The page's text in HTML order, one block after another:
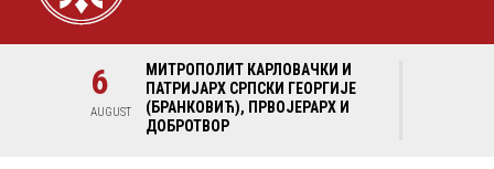
6
AUGUST
МИТРОПОЛИТ КАРЛОВАЧКИ И
ПАТРИЈАРХ СРПСКИ ГЕОРГИЈЕ
(БРАНКОВИЋ), ПРВОЈЕРАРХ И
ДОБРОТВОР